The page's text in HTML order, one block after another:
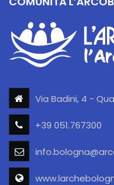
Via Badini, 4 -
+39 051.767300